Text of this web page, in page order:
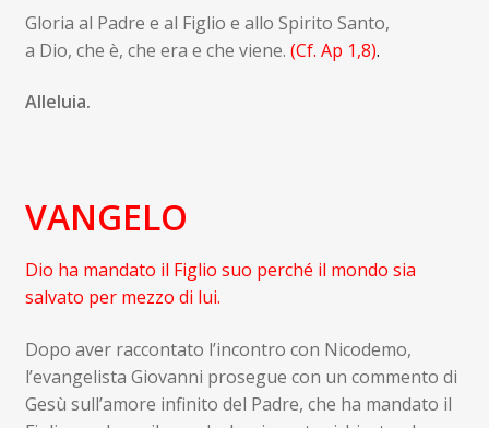
Gloria al Padre e al Figlio e allo Spirito Santo,
a Dio, che è, che era e che viene. (Cf. Ap 1,8).
Alleluia.
VANGELO
Dio ha mandato il Figlio suo perché il mondo sia
salvato per mezzo di lui.
Dopo aver raccontato l’incontro con Nicodemo,
l’evangelista Giovanni prosegue con un commento di
Gesù sull’amore infinito del Padre, che ha mandato il